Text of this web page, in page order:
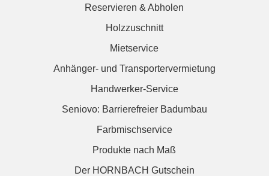
Reservieren & Abholen
Holzzuschnitt
Mietservice
Anhänger- und Transportervermietung
Handwerker-Service
Seniovo: Barrierefreier Badumbau
Farbmischservice
Produkte nach Maß
Der HORNBACH Gutschein